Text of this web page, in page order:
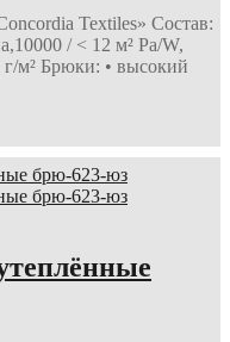
Textiles» Состав:
/ < 12 м² Pa/W,
г/м² Брюки: • высокий